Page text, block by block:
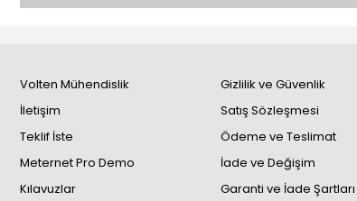
Volten Mühendislik
İletişim
Teklif İste
Meternet Pro Demo
Kılavuzlar
Gizlilik ve Güvenlik
Satış Sözleşmesi
Ödeme ve Teslimat
İade ve Değişim
Garanti ve İade Şartları